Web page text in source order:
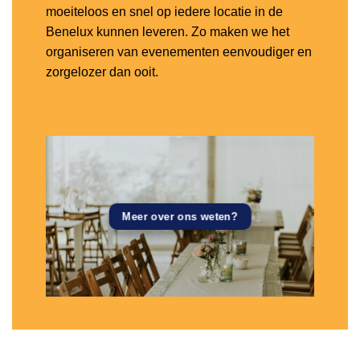
moeiteloos en snel op iedere locatie in de
Benelux kunnen leveren. Zo maken we het
organiseren van evenementen eenvoudiger en
zorgelozer dan ooit.
Meer over ons weten?